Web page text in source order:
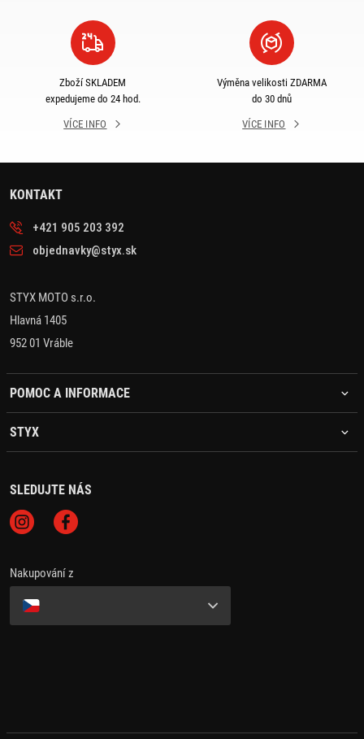
Zboží SKLADEM
expedujeme do 24 hod.
VÍCE INFO
Výměna velikosti ZDARMA
do 30 dnů
VÍCE INFO
KONTAKT
+421 905 203 392
objednavky@styx.sk
STYX MOTO s.r.o.
Hlavná 1405
952 01 Vráble
POMOC A INFORMACE
STYX
SLEDUJTE NÁS
Nakupování z